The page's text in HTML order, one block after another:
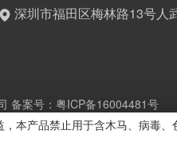
深圳市福田区梅林路13号人
备案号：粤ICP备16004481号
本产品禁止用于含木马、病毒